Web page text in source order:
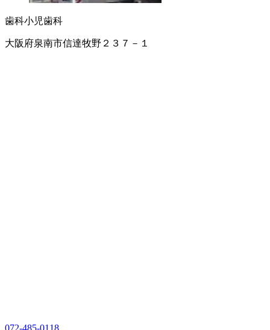
歯科小児歯科
大阪府泉南市信達牧野２３７－１
072-485-0118